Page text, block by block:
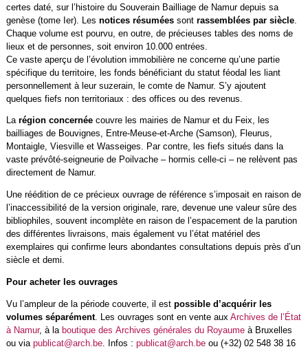
certes daté, sur l’histoire du Souverain Bailliage de Namur depuis sa
genèse (tome Ier). Les notices résumées sont rassemblées par siècle.
Chaque volume est pourvu, en outre, de précieuses tables des noms de
lieux et de personnes, soit environ 10.000 entrées.
Ce vaste aperçu de l’évolution immobilière ne concerne qu’une partie
spécifique du territoire, les fonds bénéficiant du statut féodal les liant
personnellement à leur suzerain, le comte de Namur. S’y ajoutent
quelques fiefs non territoriaux : des offices ou des revenus.
La région concernée couvre les mairies de Namur et du Feix, les
bailliages de Bouvignes, Entre-Meuse-et-Arche (Samson), Fleurus,
Montaigle, Viesville et Wasseiges. Par contre, les fiefs situés dans la
vaste prévôté-seigneurie de Poilvache – hormis celle‑ci – ne relèvent pas
directement de Namur.
Une réédition de ce précieux ouvrage de référence s’imposait en raison de
l’inaccessibilité de la version originale, rare, devenue une valeur sûre des
bibliophiles, souvent incomplète en raison de l’espacement de la parution
des différentes livraisons, mais également vu l’état matériel des
exemplaires qui confirme leurs abondantes consultations depuis près d’un
siècle et demi.
Pour acheter les ouvrages
Vu l’ampleur de la période couverte, il est possible d’acquérir les
volumes séparément. Les ouvrages sont en vente aux Archives de l’État
à Namur, à la boutique des Archives générales du Royaumeà Bruxelles
ou via publicat@arch.be. Infos : publicat@arch.beou (+32) 02 548 38 16